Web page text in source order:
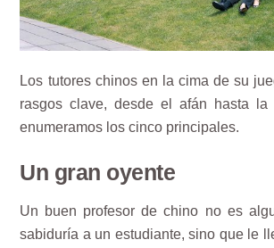
Los tutores chinos en la cima de su
rasgos clave, desde el afán hasta la
enumeramos los cinco principales.
Un gran oyente
Un buen profesor de chino no es
sabiduría a un estudiante, sino que le